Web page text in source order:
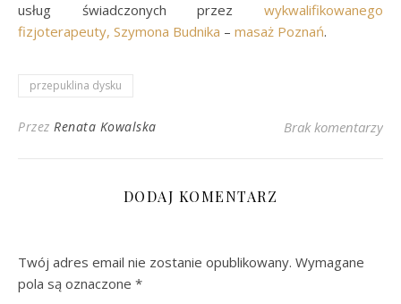
usług świadczonych przez wykwalifikowanego
fizjoterapeuty, Szymona Budnika – masaż Poznań.
przepuklina dysku
Przez Renata Kowalska Brak komentarzy
DODAJ KOMENTARZ
Twój adres email nie zostanie opublikowany. Wymagane
pola są oznaczone *